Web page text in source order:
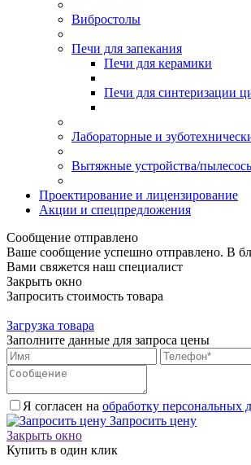
Вибростолы
Печи для запекания
Печи для керамики
Печи для синтеризации
Лабораторные и
Вытяжные устройства/
Проектирование и лицензирование
Акции и спецпредложения
Сообщение отправлено
Ваше сообщение успешно отправлено. В
Вами свяжется наш специалист
Закрыть окно
Запросить стоимость товара
Загрузка товара
Заполните данные для запроса цены
Я согласен на обработку персональных
Запросить цену
Закрыть окно
Купить в один клик